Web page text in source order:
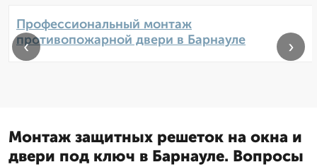
Профессиональный монтаж
противопожарной двери в Барнауле
‹ ›
Монтаж защитных решеток на окна и
двери под ключ в Барнауле. Вопросы